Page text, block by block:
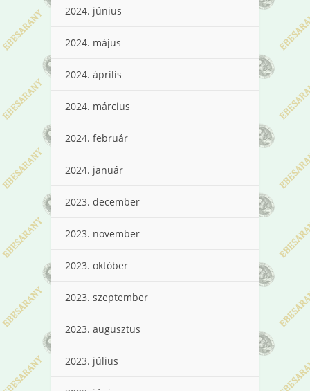
2024. június
2024. május
2024. április
2024. március
2024. február
2024. január
2023. december
2023. november
2023. október
2023. szeptember
2023. augusztus
2023. július